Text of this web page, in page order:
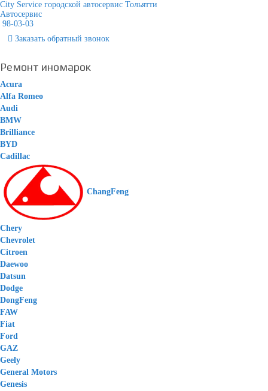
City Service городской автосервис Тольятти
Автосервис
98-03-03
Заказать обратный звонок
Ремонт иномарок
Acura
Alfa Romeo
Audi
BMW
Brilliance
BYD
Cadillac
ChangFeng
Chery
Chevrolet
Citroen
Daewoo
Datsun
Dodge
DongFeng
FAW
Fiat
Ford
GAZ
Geely
General Motors
Genesis